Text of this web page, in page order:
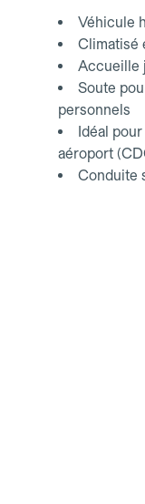
Véhicule
Climatisé
Accueille
Soute
personnels
Idéal
aéroport
Conduite